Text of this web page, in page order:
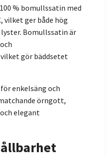
% bomullssatin med
vilket ger både hög
Bomullssatin är
gör bäddsetet
enkelsäng och
örngott,
elegant